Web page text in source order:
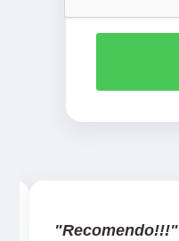
"Recomendo!!!"